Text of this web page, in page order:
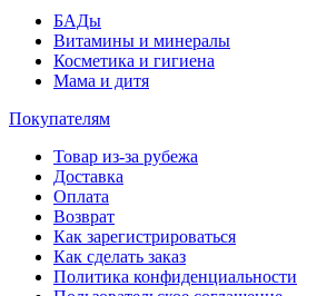
БАДы
Витамины и минералы
Косметика и гигиена
Мама и дитя
Покупателям
Товар из-за рубежа
Доставка
Оплата
Возврат
Как зарегистрироваться
Как сделать заказ
Политика конфиденциальности